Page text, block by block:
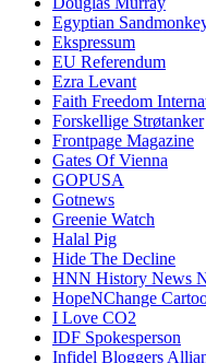
Egyptian
Ekspressum
EU Referendum
Ezra Levant
Faith Freedom
Forskellige Strøtanker
Frontpage Magazine
Gates Of Vienna
GOPUSA
Gotnews
Greenie Watch
Halal Pig
Hide The Decline
HNN History News
HopeNChange
I Love CO2
IDF Spokesperson
Infidel Bloggers